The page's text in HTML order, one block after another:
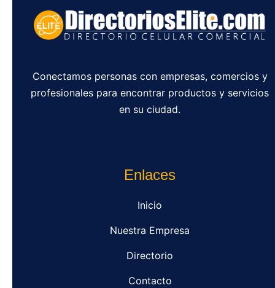
Conectamos personas con empresas, comercios y
profesionales para encontrar productos y servicios
en su ciudad.
Enlaces
Inicio
Nuestra Empresa
Directorio
Contacto